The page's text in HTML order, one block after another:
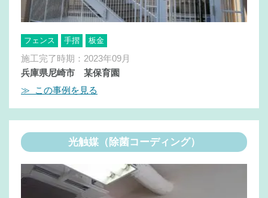
フェンス 手摺 板金
施工完了時期：2023年09月
兵庫県尼崎市 某保育園
≫ この事例を見る
光触媒（除菌コーディング）